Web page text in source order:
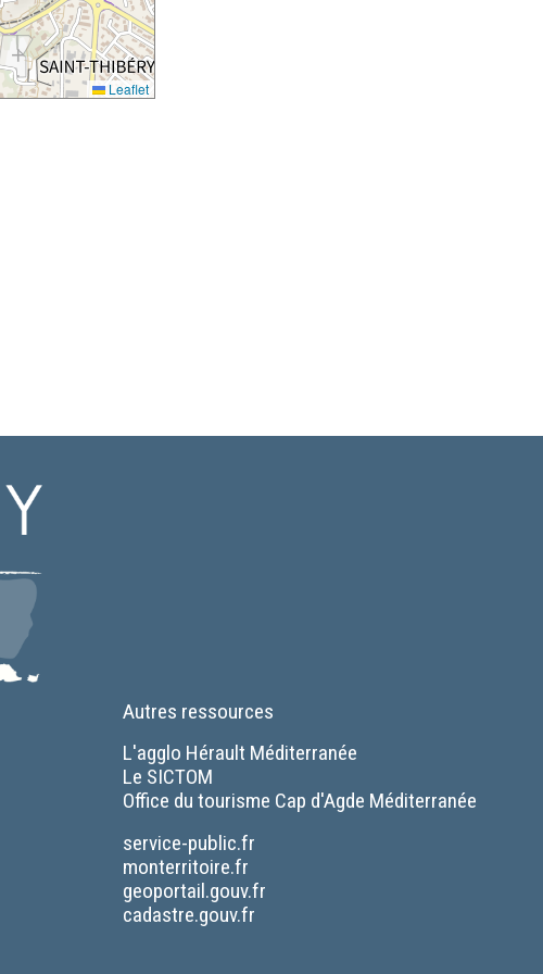
Leaflet
Autres ressources
L'agglo Hérault Méditerranée
Le SICTOM
Office du tourisme Cap d'Agde Méditerranée
Séparateur
service-public.fr
monterritoire.fr
geoportail.gouv.fr
cadastre.gouv.fr